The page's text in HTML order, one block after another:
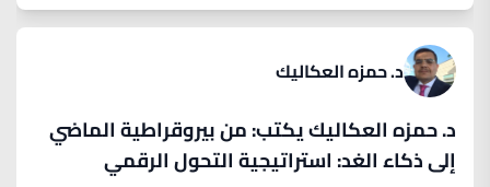
د. حمزه العكاليك
د. حمزه العكاليك يكتب: من بيروقراطية الماضي
إلى ذكاء الغد: استراتيجية التحول الرقمي